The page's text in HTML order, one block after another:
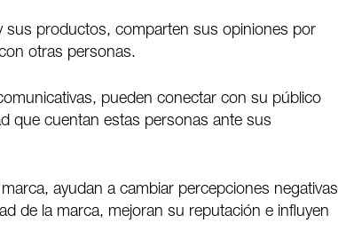
sus productos, comparten sus opiniones por
otras personas.
pueden conectar con su público
que cuentan estas personas ante sus
ayudan a cambiar percepciones negativas
de la marca, mejoran su reputación e influyen